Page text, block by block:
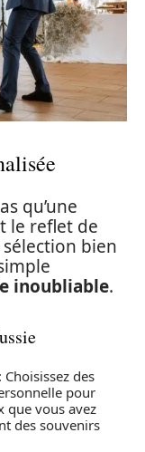
qu’une
le reflet de
bien
inoubliable.
: Choisissez des
pour
que vous avez
des souvenirs